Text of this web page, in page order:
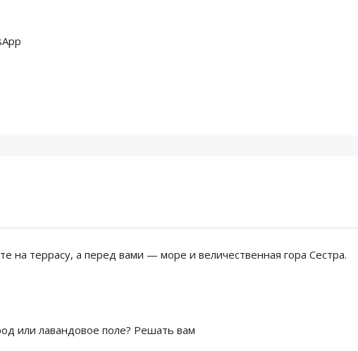
на террасу, а перед вами — море и величественная гора Сестра.
или лавандовое поле? Решать вам